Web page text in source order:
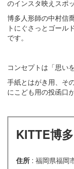
のインスタ映えスポッ
博多人形師の中村信
トにぐさっとゴール
です。
コンセプトは「思い
手紙とはがき用、そ
にこども用の投函口
KITTE博多
住所 : 福岡県福岡